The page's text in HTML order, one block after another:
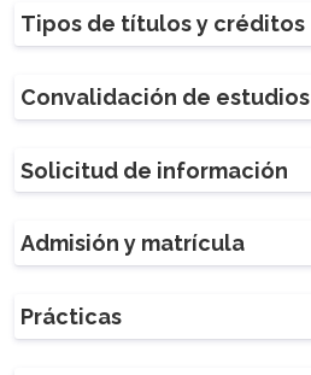
Tipos de títulos y créditos
Convalidación de estudios
Solicitud de información
Admisión y matrícula
Prácticas